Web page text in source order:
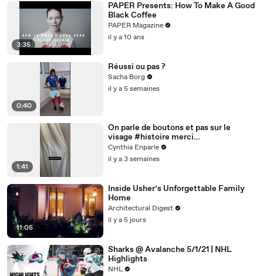
3:35
PAPER Presents: How To Make A Good
Black Coffee
PAPER Magazine
il y a 10 ans
0:40
Réussi ou pas ?
Sacha Borg
il y a 5 semaines
1:41
On parle de boutons et pas sur le
visage #histoire merci
@studio_paillette prêt*
Cynthia Enparle
il y a 3 semaines
11:05
Inside Usher’s Unforgettable Family
Home
Architectural Digest
il y a 5 jours
Sharks @ Avalanche 5/1/21 | NHL
Highlights
NHL